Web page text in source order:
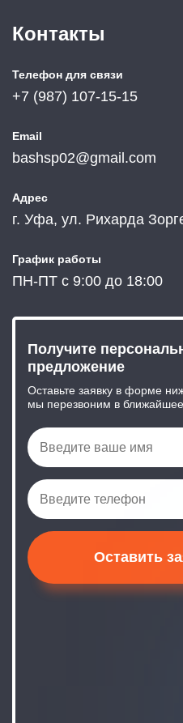
Контакты
Телефон для связи
+7 (987) 107-15-15
Email
bashsp02@gmail.com
Адрес
г. Уфа, ул. Рихарда
График работы
ПН-ПТ с 9:00 до 18:00
Получите
предложение
Оставьте заявку в форме
мы перезвоним в
Оставить